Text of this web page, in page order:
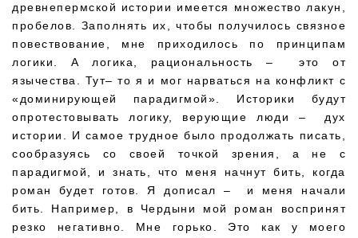
древнепермской истории имеется множество лакун,
пробелов. Заполнять их, чтобы получилось связное
повествование, мне приходилось по принципам
логики. А логика, рациональность – это от
язычества. Тут– то я и мог нарваться на конфликт с
«доминирующей парадигмой». Историки будут
опротестовывать логику, верующие люди – дух
истории. И самое трудное было продолжать писать,
сообразуясь со своей точкой зрения, а не с
парадигмой, и знать, что меня начнут бить, когда
роман будет готов. Я дописал – и меня начали
бить. Например, в Чердыни мой роман воспринят
резко негативно. Мне горько. Это как у моего